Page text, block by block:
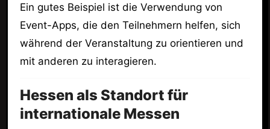
Ein gutes Beispiel ist die Verwendung von
Event-Apps, die den Teilnehmern helfen, sich
während der Veranstaltung zu orientieren und
mit anderen zu interagieren.
Hessen als Standort für
internationale Messen